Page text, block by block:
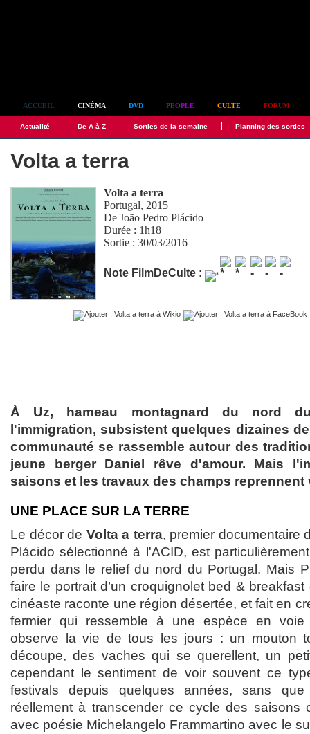
ACCUEIL CINÉMA DVD PEOPLE CULTE FORUM
Actualité De A à Z Sorties de la semaine Planning des sorties
Volta a terra
Volta a terra
Portugal, 2015
DeJoão Pedro Plácido
Durée : 1h18
Sortie : 30/03/2016
Note FilmDeCulte :
À Uz, hameau montagnard du nord
l'immigration, subsistent quelques dizaines
communauté se rassemble autour des
jeune berger Daniel rêve d'amour. Mais
saisons et les travaux des champs reprennent
UNE PLACE SUR LA TERRE
Le décor de Volta a terra, premier documentaire
Plácido sélectionné à l'ACID, est
perdu dans le relief du nord du Portugal. Mais
faire le portrait d’un croquignolet bed &
cinéaste raconte une région désertée, et fait en
fermier qui ressemble à une espèce en voie
observe la vie de tous les jours : un mouton
découpe, des vaches qui se querellent, un
cependant le sentiment de voir souvent ce
festivals depuis quelques années, sans
réellement à transcender ce cycle des saisons
avec poésie Michelangelo Frammartino avec le